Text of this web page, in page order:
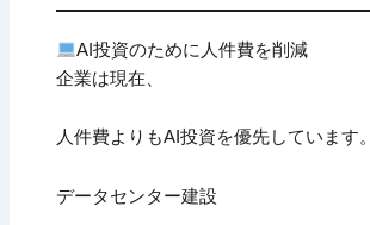
AI投資のために人件費を削減
企業は現在、
人件費よりもAI投資を優先しています。
データセンター建設